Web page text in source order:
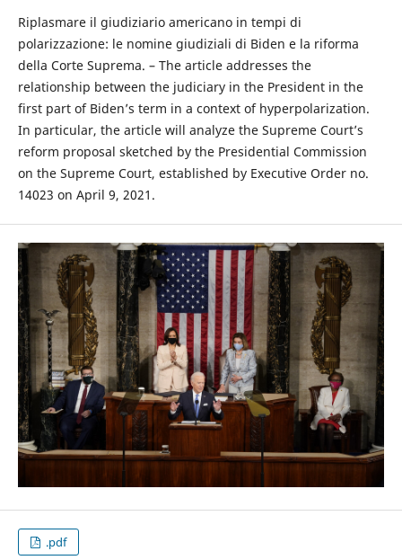
Riplasmare il giudiziario americano in tempi di
polarizzazione: le nomine giudiziali di Biden e la riforma
della Corte Suprema. – The article addresses the
relationship between the judiciary in the President in the
first part of Biden’s term in a context of hyperpolarization.
In particular, the article will analyze the Supreme Court’s
reform proposal sketched by the Presidential Commission
on the Supreme Court, established by Executive Order no.
14023 on April 9, 2021.
.pdf